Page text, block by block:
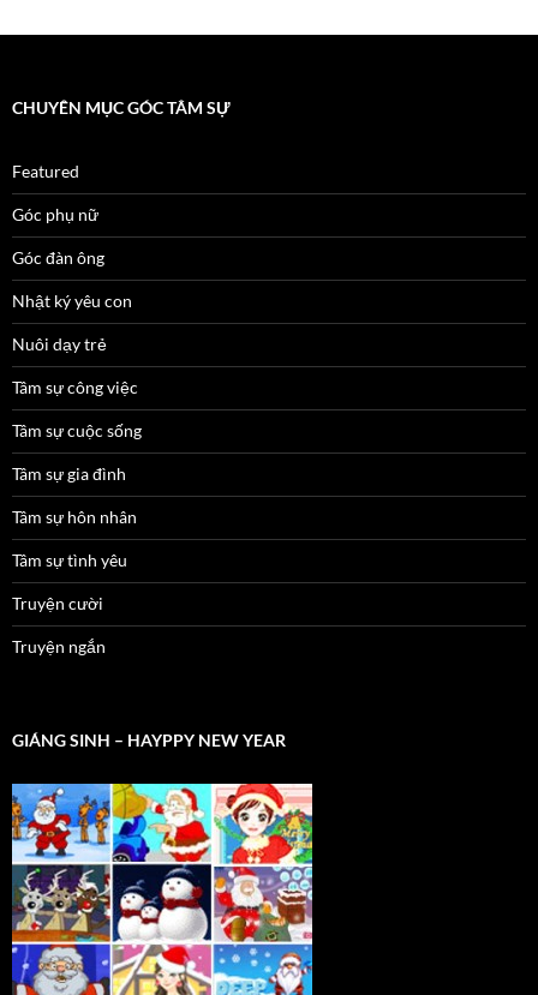
CHUYÊN MỤC GÓC TÂM SỰ
Featured
Góc phụ nữ
Góc đàn ông
Nhật ký yêu con
Nuôi dạy trẻ
Tâm sự công việc
Tâm sự cuộc sống
Tâm sự gia đình
Tâm sự hôn nhân
Tâm sự tình yêu
Truyện cười
Truyện ngắn
GIÁNG SINH – HAYPPY NEW YEAR